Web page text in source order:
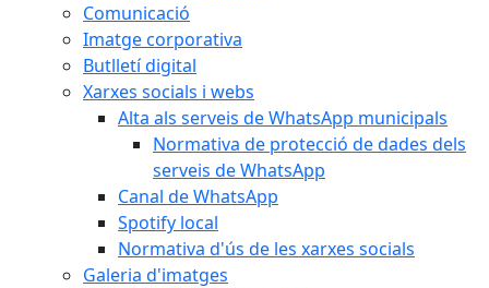
Comunicació
Imatge corporativa
Butlletí digital
Xarxes socials i webs
Alta als serveis de WhatsApp municipals
Normativa de protecció de dades dels
serveis de WhatsApp
Canal de WhatsApp
Spotify local
Normativa d'ús de les xarxes socials
Galeria d'imatges